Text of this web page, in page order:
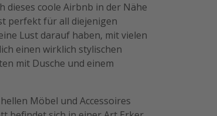
dieses coole Airbnb in der Nähe
perfekt für all diejenigen
Lust darauf haben, mit vielen
einen wirklich stylischen
mit Dusche und einem
Möbel und Accessoires